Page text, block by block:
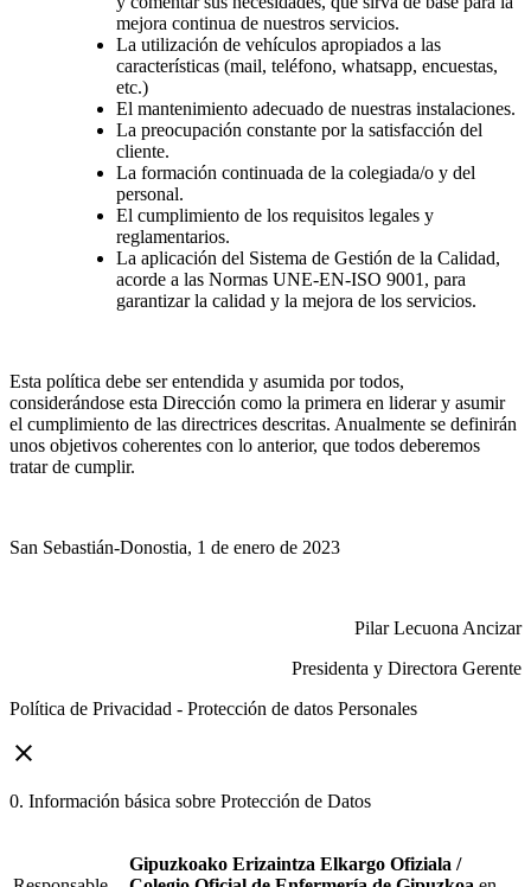
mejora continua de nuestros servicios.
La utilización de vehículos apropiados a las
características (mail, teléfono, whatsapp, encuestas,
etc.)
El mantenimiento adecuado de nuestras instalaciones.
La preocupación constante por la satisfacción del
cliente.
La formación continuada de la colegiada/o y del
personal.
El cumplimiento de los requisitos legales y
reglamentarios.
La aplicación del Sistema de Gestión de la Calidad,
acorde a las Normas UNE-EN-ISO 9001, para
garantizar la calidad y la mejora de los servicios.
Esta política debe ser entendida y asumida por todos,
considerándose esta Dirección como la primera en liderar y asumir
el cumplimiento de las directrices descritas. Anualmente se definirán
unos objetivos coherentes con lo anterior, que todos deberemos
tratar de cumplir.
San Sebastián-Donostia, 1 de enero de 2023
Pilar Lecuona Ancizar
Presidenta y Directora Gerente
Política de Privacidad - Protección de datos Personales
close
0. Información básica sobre Protección de Datos
Gipuzkoako Erizaintza Elkargo Ofiziala /